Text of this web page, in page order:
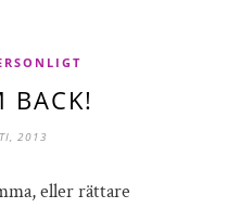
BACK!
2013
eller rättare